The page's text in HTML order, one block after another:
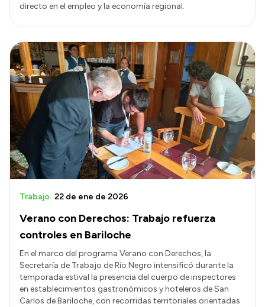
directo en el empleo y la economía regional.
Verano con Derechos: Trabajo refuerza
controles en Bariloche
Trabajo 22 de ene de 2026
En el marco del programa Verano con Derechos, la
Secretaría de Trabajo de Río Negro intensificó durante la
temporada estival la presencia del cuerpo de inspectores
en establecimientos gastronómicos y hoteleros de San
Carlos de Bariloche, con recorridas territoriales orientadas